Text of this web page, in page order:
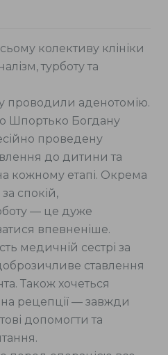
колективу клініки
турботу та
проводили аденотомію.
Шпортько Богдану
проведену
до дитини та
кожному етапі. Окрема
спокій,
— це дуже
впевненіше.
медичній сестрі за
ставлення
Також хочеться
рецепції — завжди
допомогти та